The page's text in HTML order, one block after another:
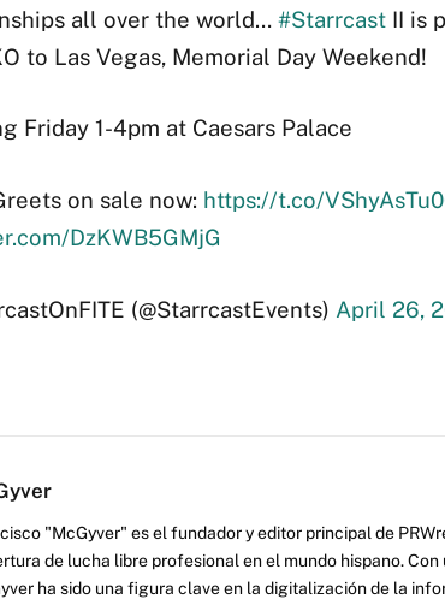
all over the world… #StarrcastII is
to Las Vegas, Memorial Day Weekend!
Friday 1-4pm at Caesars Palace
on sale now: https://t.co/
DzKWB5GMjG
(@StarrcastEvents) April 26,
"McGyver" es el fundador y editor principal de
de lucha libre profesional en el mundo hispano.
ha sido una figura clave en la digitalización de la